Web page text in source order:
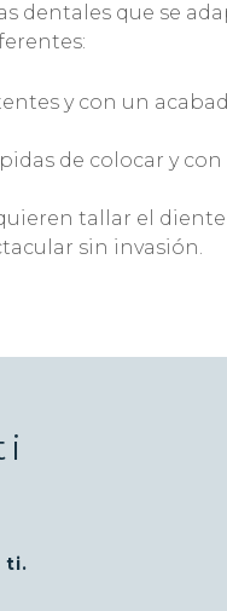
dentales que se
y con un
de colocar y con
tallar el diente
sin invasión.
ti.